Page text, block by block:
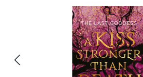
Bildergalerie überspringen